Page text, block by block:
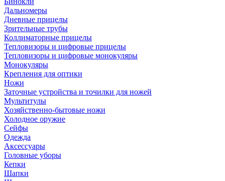
Дальномеры
Дневные прицелы
Зрительные трубы
Коллиматорные прицелы
Тепловизоры и цифровые прицелы
Тепловизоры и цифровые монокуляры
Монокуляры
Крепления для оптики
Ножи
Заточные устройства и точилки для ножей
Мультитулы
Хозяйственно-бытовые ножи
Холодное оружие
Сейфы
Одежда
Аксессуары
Головные уборы
Кепки
Шапки